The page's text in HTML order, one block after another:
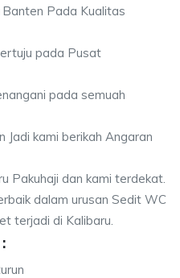
Pada Kualitas
pada Pusat
pada semuah
kami berikah Angaran
Pakuhaji dan kami terdekat.
dalam urusan Sedit WC
terjadi di Kalibaru.